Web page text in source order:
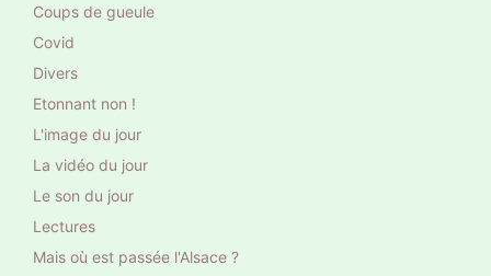
Coups de gueule
Covid
Divers
Etonnant non !
L'image du jour
La vidéo du jour
Le son du jour
Lectures
Mais où est passée l'Alsace ?